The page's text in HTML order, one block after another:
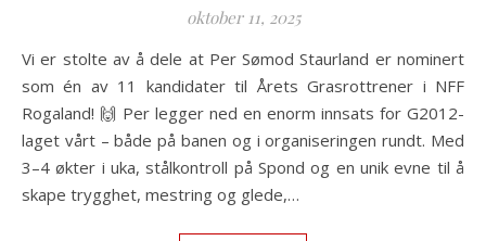
oktober 11, 2025
Vi er stolte av å dele at Per Sømod Staurland er nominert
som én av 11 kandidater til Årets Grasrottrener i NFF
Rogaland! 🙌 Per legger ned en enorm innsats for G2012-
laget vårt – både på banen og i organiseringen rundt. Med
3–4 økter i uka, stålkontroll på Spond og en unik evne til å
skape trygghet, mestring og glede,…